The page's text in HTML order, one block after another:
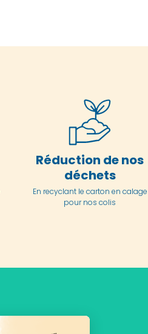
Réduction de nos
déchets
En recyclant le carton en calage
pour nos colis